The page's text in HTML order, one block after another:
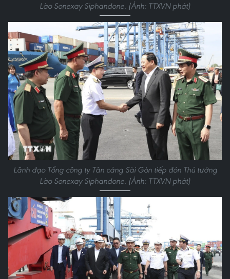
Lào Sonexay Siphandone. (Ảnh: TTXVN phát)
Lãnh đạo Tổng công ty Tân cảng Sài Gòn tiếp đón Thủ tướng
Lào Sonexay Siphandone. (Ảnh: TTXVN phát)